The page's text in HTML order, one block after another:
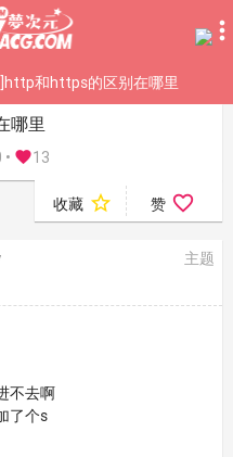
和https的区别在哪里
哪里
• 13
收藏  赞 
主题
不去啊
了个s